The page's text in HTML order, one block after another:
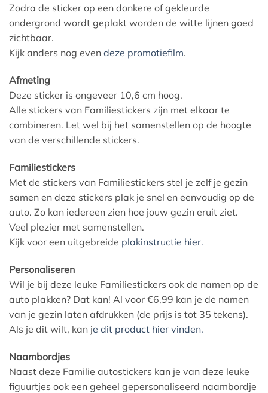
Zodra de sticker op een donkere of gekleurde
ondergrond wordt geplakt worden de witte lijnen goed
zichtbaar.
Kijk anders nog even deze promotiefilm.
Afmeting
Deze sticker is ongeveer 10,6 cm hoog.
Alle stickers van Familiestickers zijn met elkaar te
combineren. Let wel bij het samenstellen op de hoogte
van de verschillende stickers.
Familiestickers
Met de stickers van Familiestickers stel je zelf je gezin
samen en deze stickers plak je snel en eenvoudig op de
auto. Zo kan iedereen zien hoe jouw gezin eruit ziet.
Veel plezier met samenstellen.
Kijk voor een uitgebreide plakinstructie hier.
Personaliseren
Wil je bij deze leuke Familiestickers ook de namen op de
auto plakken? Dat kan! Al voor €6,99 kan je de namen
van je gezin laten afdrukken (de prijs is tot 35 tekens).
Als je dit wilt, kan je dit product hier vinden.
Naambordjes
Naast deze Familie autostickers kan je van deze leuke
figuurtjes ook een geheel gepersonaliseerd naambordje